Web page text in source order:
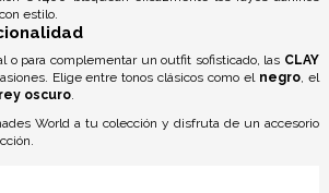
estilo.
o para complementar un outfit sofisticado, las CLAY
Elige entre tonos clásicos como el negro, el
oscuro.
World a tu colección y disfruta de un accesorio